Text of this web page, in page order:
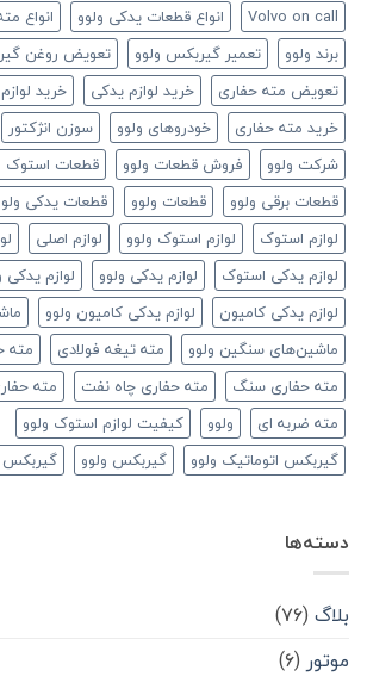
Volvo on call انواع قطعات یدکی ولوو انواع
برند ولوو
تعمیر گیربکس ولوو
تعویض روغن
تعویض مته حفاری
خرید لوازم یدکی
خرید
خرید مته حفاری
خودروهای ولوو سوزن انژکتور
شرکت ولوو
فروش قطعات ولوو قطعات استوک
قطعات برقی ولوو
قطعات ولوو قطعات یدکی
لوازم استوک
لوازم استوک ولوو لوازم اصلی
لوازم یدکی استوک
لوازم یدکی ولوو
لوازم
لوازم یدکی کامیون
لوازم یدکی کامیون ولوو
ماشین‌های سنگین ولوو
مته تیغه فولادی
مته
مته حفاری سنگ
مته حفاری چاه نفت
مته
مته ضربه ای
ولوو
کیفیت لوازم استوک ولوو
گیربکس اتوماتیک ولوو
گیربکس ولوو
دسته‌ها
بلاگ (۷۶)
موتور (۶)